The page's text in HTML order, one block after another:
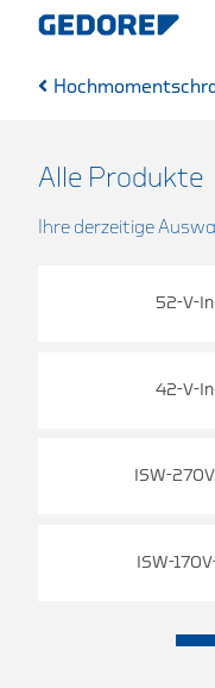
Alle Produkte
Ihre derzeitige
52-V-
42-V-
ISW-
ISW-